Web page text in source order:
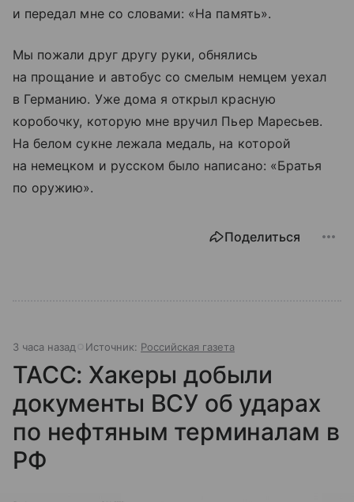
и передал мне со словами: «На память».
Мы пожали друг другу руки, обнялись
на прощание и автобус со смелым немцем уехал
в Германию. Уже дома я открыл красную
коробочку, которую мне вручил Пьер Маресьев.
На белом сукне лежала медаль, на которой
на немецком и русском было написано: «Братья
по оружию».
Поделиться
3 часа назад Источник: Российская газета
ТАСС: Хакеры добыли
документы ВСУ об ударах
по нефтяным терминалам в
РФ